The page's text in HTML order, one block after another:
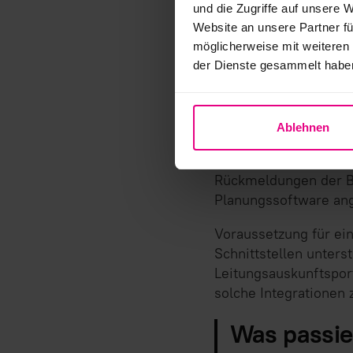
und die Zugriffe auf unsere
Website an unsere Partner
möglicherweise mit
der Dienste gesammelt
Ablehnen
Die Integration der
Schnittstellen, die
ohne das Portal
Solche
Rückmeldungen der
Planungssoftware
Voraussetzung für
Schnittstellen
solche Integrationen
Was